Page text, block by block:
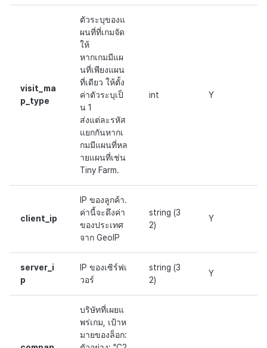
visit_ma
p_type
ตัวระบุของแ
ผนที่ที่เกมจัด
ให้
หากเกมมีแผ
นที่เพียงแผน
ที่เดียว ให้ตั้ง
ค่าตัวระบุเป็
น 1
ส่งแต่ละรหัส
แยกกันหากเ
กมมีแผนที่หล
ายแผนที่เช่น
Tiny Farm.
int Y
client_ip
IP ของลูกค้า.
ค่านี้จะดึงค่า
ของประเทศ
จาก GeoIP
string (3
2)
Y
server_i
p
IP ของเซิร์ฟเ
วอร์
string (3
2)
Y
บริษัทที่เผยแ
พร่เกม, เป้าห
มายของล็อก: